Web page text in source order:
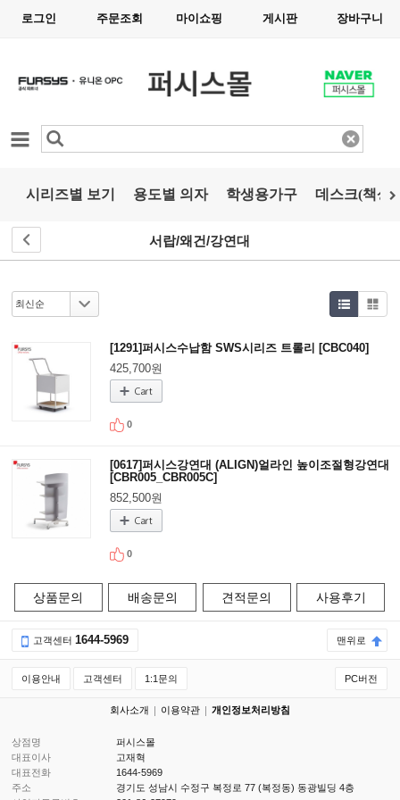
로그인 주문조회 마이쇼핑 게시판 장바구니
카테고리
시리즈별 보기 용도별 의자 학생용가구 데스크(책상)
서랍/왜건/강연대
[1291]퍼시스수납함 SWS시리즈 트롤리 [CBC040]
425,700원
0
[0617]퍼시스강연대 (ALIGN)얼라인 높이조절형강연대
[CBR005_CBR005C]
852,500원
0
상품문의 배송문의 견적문의 사용후기
고객센터 1644-5969 맨위로
이용안내 고객센터 1:1문의 PC버전
회사소개 이용약관 개인정보처리방침
상점명
퍼시스몰
대표이사
고재혁
대표전화
1644-5969
주소
경기도 성남시 수정구 복정로 77 (복정동) 동광빌딩 4층